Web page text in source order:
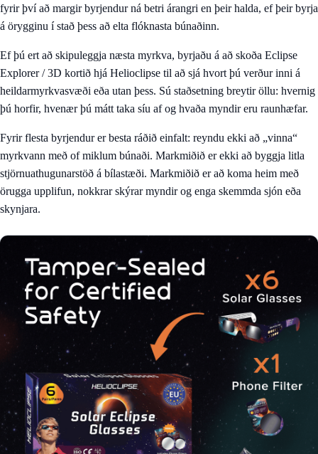
fyrir því að margir byrjendur ná betri árangri en þeir halda, ef þeir byrja
á örygginu í stað þess að elta flóknasta búnaðinn.
Ef þú ert að skipuleggja næsta myrkva, byrjaðu á að skoða Eclipse
Explorer / 3D kortið hjá Helioclipse til að sjá hvort þú verður inni á
heildarmyrkvasvæði eða utan þess. Sú staðsetning breytir öllu: hvernig
þú horfir, hvenær þú mátt taka síu af og hvaða myndir eru raunhæfar.
Fyrir flesta byrjendur er besta ráðið einfalt: reyndu ekki að „vinna“
myrkvann með of miklum búnaði. Markmiðið er ekki að byggja litla
stjörnuathugunarstöð á bílastæði. Markmiðið er að koma heim með
örugga upplifun, nokkrar skýrar myndir og enga skemmda sjón eða
skynjara.